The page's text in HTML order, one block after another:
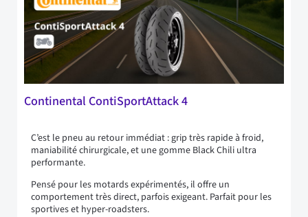
Continental ContiSportAttack 4
C’est le pneu au retour immédiat : grip très rapide à froid,
maniabilité chirurgicale, et une gomme Black Chili ultra
performante.
Pensé pour les motards expérimentés, il offre un
comportement très direct, parfois exigeant. Parfait pour les
sportives et hyper-roadsters.